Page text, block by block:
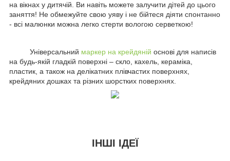
на вікнах у дитячій. Ви навіть можете залучити дітей до цього
заняття! Не обмежуйте свою уяву і не бійтеся діяти спонтанно
- всі малюнки можна легко стерти вологою серветкою!
Універсальний маркер на крейдяній основі для написів
на будь-якій гладкій поверхні – скло, кахель, кераміка,
пластик, а також на делікатних плівчастих поверхнях,
крейдяних дошках та різних шорстких поверхнях.
ІНШІ ІДЕЇ